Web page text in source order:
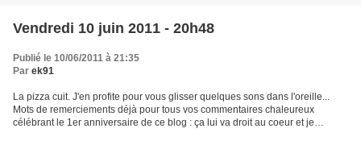
Vendredi 10 juin 2011 - 20h48
Publié le 10/06/2011 à 21:35
Par ek91
La pizza cuit. J'en profite pour vous glisser quelques sons dans l'oreille...
Mots de remerciements déjà pour tous vos commentaires chaleureux
célébrant le 1er anniversaire de ce blog : ça lui va droit au coeur et je